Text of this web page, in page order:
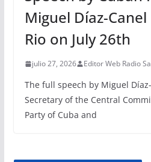
Miguel Díaz-
Rio on July 26th
julio 27, 2026 Editor Web Radio
The full speech by Miguel
Secretary of the Central
Party of Cuba and